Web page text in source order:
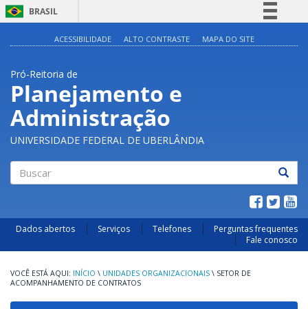
BRASIL
Acesso à informação
ACESSIBILIDADE ALTO CONTRASTE MAPA DO SITE
Pró-Reitoria de
Planejamento e
Administração
UNIVERSIDADE FEDERAL DE UBERLÂNDIA
Dados abertos Serviços Telefones
Perguntas frequentes
Fale conosco
INÍCIO \ UNIDADES ORGANIZACIONAIS \ SETOR DE
ACOMPANHAMENTO DE CONTRATOS